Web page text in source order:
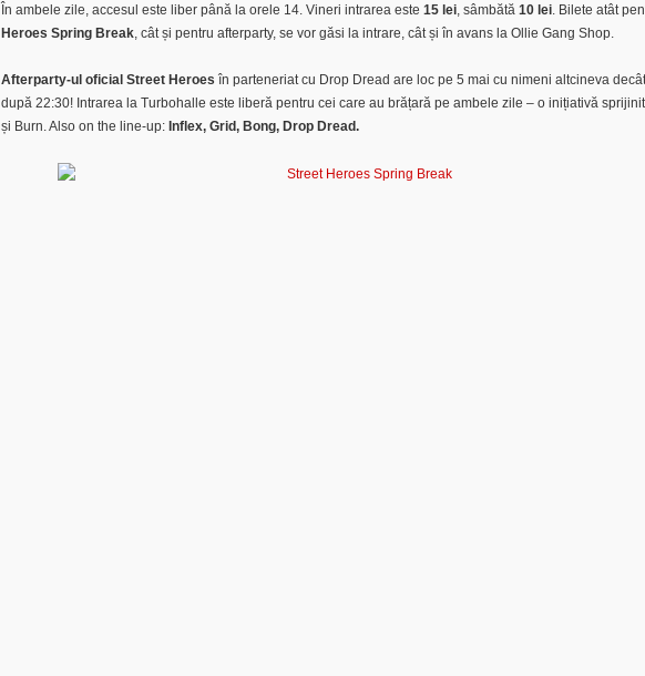
În ambele zile, accesul este liber până la orele 14. Vineri intrarea este 15 lei , sâmbătă 10 lei . Bilete atât
Heroes Spring Break , cât și pentru afterparty, se vor găsi la intrare, cât și în avans la Ollie Gang Shop.
Afterparty-ul oficial Street Heroes în parteneriat cu Drop Dread are loc pe 5 mai cu nimeni altcineva
după 22:30! Intrarea la Turbohalle este liberă pentru cei care au brățară pe ambele zile – o inițiativă
și Burn. Also on the line-up: Inflex, Grid, Bong, Drop Dread.